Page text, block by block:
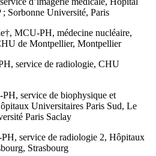
Sorbonne Université, Paris
†, MCU-PH, médecine nucléaire,
de Montpellier, Montpellier
service de radiologie, CHU
service de biophysique et
Universitaires Paris Sud, Le
Paris Saclay
service de radiologie 2, Hôpitaux
Strasbourg